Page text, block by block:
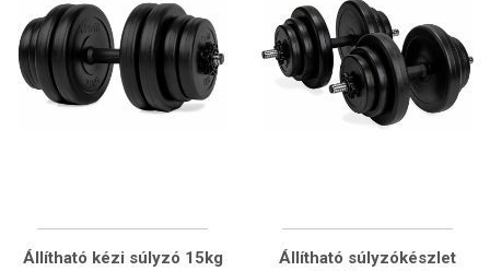
Állítható kézi súlyzó 15kg
Állítható súlyzókészlet